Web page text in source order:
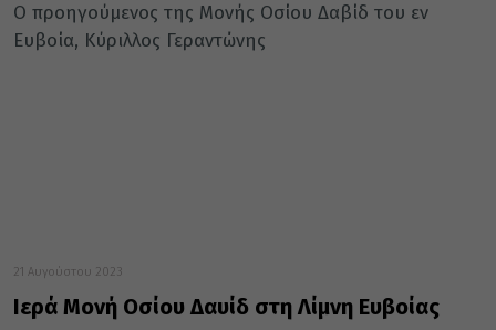
Ο προηγούμενος της Μονής Οσίου Δαβίδ του εν
Ευβοία, Κύριλλος Γεραντώνης
21 Αυγούστου 2023
Ιερά Μονή Οσίου Δαυίδ στη Λίμνη Ευβοίας